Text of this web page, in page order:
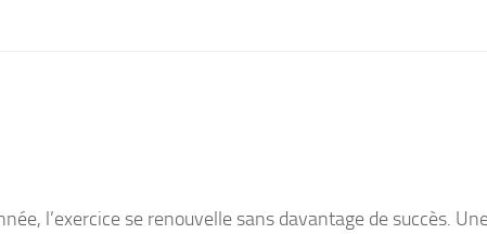
l’exercice se renouvelle sans davantage de succès.